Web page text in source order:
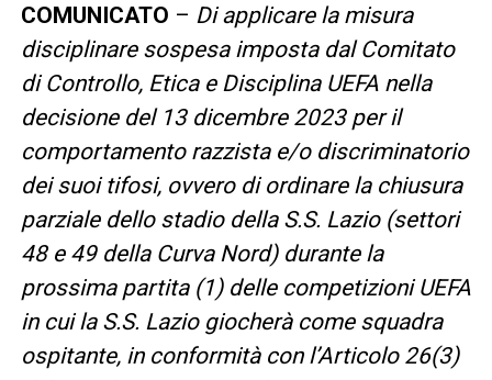
COMUNICATO – Di applicare la misura
disciplinare sospesa imposta dal Comitato
di Controllo, Etica e Disciplina UEFA nella
decisione del 13 dicembre 2023 per il
comportamento razzista e/o discriminatorio
dei suoi tifosi, ovvero di ordinare la chiusura
parziale dello stadio della S.S. Lazio (settori
48 e 49 della Curva Nord) durante la
prossima partita (1) delle competizioni UEFA
in cui la S.S. Lazio giocherà come squadra
ospitante, in conformità con l’Articolo 26(3)